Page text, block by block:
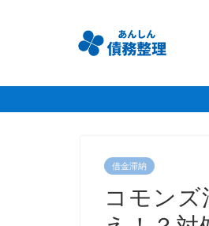
借金滞納
コモンズ